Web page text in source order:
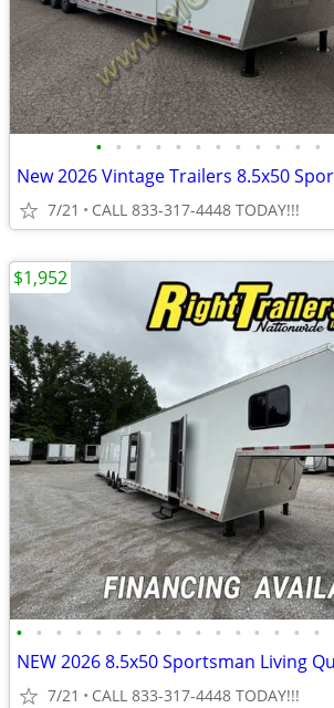
• • • • • • • • • • • •
7/21 CALL 833-317-4448 TODAY!!!
• • • • • • • • • • • • • • • •
7/21 CALL 833-317-4448 TODAY!!!
$1,952